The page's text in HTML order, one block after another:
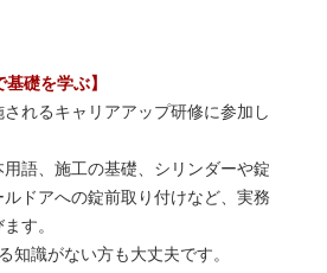
礎を学ぶ】
れるキャリアアップ研修に参加し
語、施工の基礎、シリンダーや錠
ドアへの錠前取り付けなど、実務
す。
知識がない方も大丈夫です。